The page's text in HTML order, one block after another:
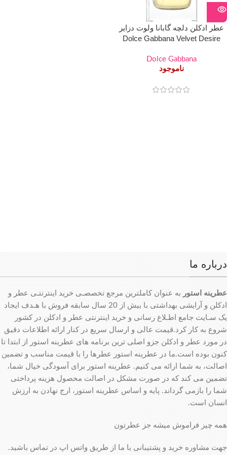
عطر ادکلن دلچه گابانا ولوت دزایر
Dolce Gabbana Velvet Desire
Dolce Gabbana
ناموجود
درباره ما
عطرینه استور به عنوان کاملترین مرجع تخصصـی خرید اینترنتـی عطر و
ادکلن و آرایشی بهداشتی با بیش از 20 سال سابقه فروش با هـدف ایجاد
یک سـایت جامع اطـلاع رسانی و خرید اینترنتی عطر و ادکلن در کشور
شروع به کار کرد.قیمت عالی و ارسال سریع در کنار ارائه اطلاعات دقیق
در مورد عطر و ادکلن جزو اصلی ترین برنامه های عطرینه استور از ابتدا تا
کنون بوده است.ما در عطرینه استور عطرها را با قیمت مناسب و تضمین
اصالت، به شما ارائه می کنیم. عطرینه استور برای آسودگی خیال شما،
تضمین می کند که در صورت مشکل در اصالت محصول هزینه پرداختی
شما را بازمی گرداند. پایه و اساس عطرینه استور، ارج نهادن به ارزش
انسان است.
همه چیز فراموش میشه جز عطرتون
جهت مشاوره خرید و پشتیبانی با ما از طریق واتس اپ در تماس باشید.